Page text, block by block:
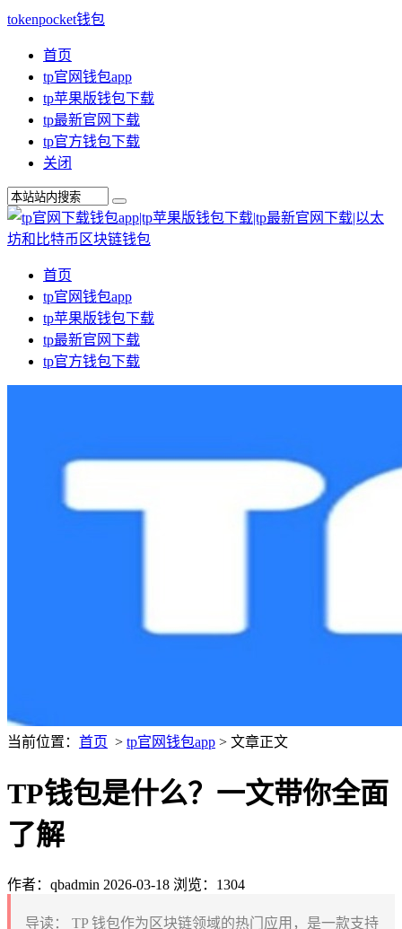
tokenpocket钱包
首页
tp官网钱包app
tp苹果版钱包下载
tp最新官网下载
tp官方钱包下载
关闭
首页
tp官网钱包app
tp苹果版钱包下载
tp最新官网下载
tp官方钱包下载
当前位置： 首页 > tp官网钱包app > 文章正文
TP钱包是什么？一文带你全面
了解
作者：qbadmin 2026-03-18 浏览：1304
导读：
TP 钱包作为区块链领域的热门应用，是一款支持